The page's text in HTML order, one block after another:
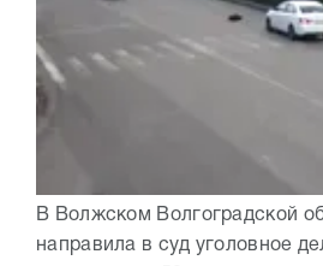
В Волжском Волгоградской
направила в суд уголовное